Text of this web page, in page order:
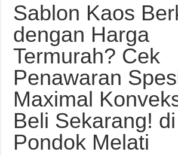
Sablon Kaos
dengan Harga
Termurah? Cek
Penawaran
Maximal
Beli Sekarang! di
Pondok Melati